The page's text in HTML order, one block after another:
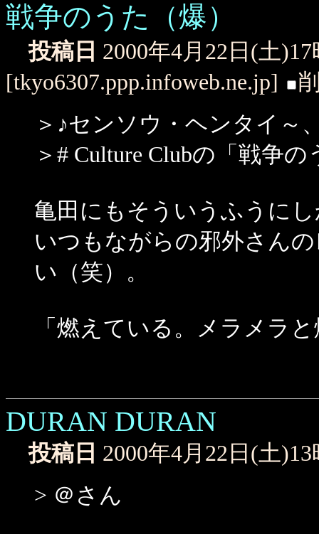
戦争のうた（爆）
投稿日 2000年4月22日(土
[tkyo6307.ppp.infoweb.ne.jp]
＞♪センソウ・ヘンタイ～
＞# Culture Clubの「戦争
亀田にもそういうふうに
いつもながらの邪外さん
い（笑）。
「燃えている。メラメラ
DURAN DURAN
投稿日 2000年4月22日(土
> ＠さん